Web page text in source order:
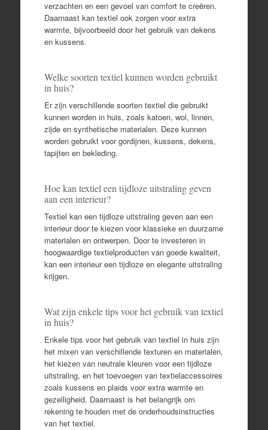
verzachten en een gevoel van comfort te creëren.
Daarnaast kan textiel ook zorgen voor extra
warmte, bijvoorbeeld door het gebruik van dekens
en kussens.
Welke soorten textiel kunnen worden gebruikt
in huis?
Er zijn verschillende soorten textiel die gebruikt
kunnen worden in huis, zoals katoen, wol, linnen,
zijde en synthetische materialen. Deze kunnen
worden gebruikt voor gordijnen, kussens, dekens,
tapijten en bekleding.
Hoe kan textiel een tijdloze uitstraling geven
aan een interieur?
Textiel kan een tijdloze uitstraling geven aan een
interieur door te kiezen voor klassieke en duurzame
materialen en ontwerpen. Door te investeren in
hoogwaardige textielproducten van goede kwaliteit,
kan een interieur een tijdloze en elegante uitstraling
krijgen.
Wat zijn enkele tips voor het gebruik van textiel
in huis?
Enkele tips voor het gebruik van textiel in huis zijn
het mixen van verschillende texturen en materialen,
het kiezen van neutrale kleuren voor een tijdloze
uitstraling, en het toevoegen van textielaccessoires
zoals kussens en plaids voor extra warmte en
gezelligheid. Daarnaast is het belangrijk om
rekening te houden met de onderhoudsinstructies
van het textiel.